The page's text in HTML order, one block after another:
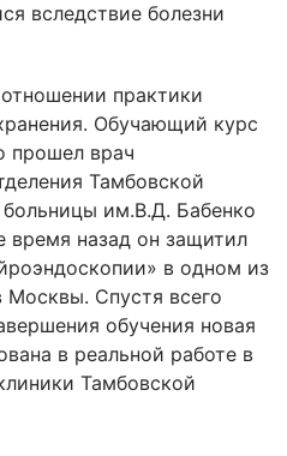
вследствие болезни
практики
Обучающий курс
прошел врач
Тамбовской
им.В.Д. Бабенко
время назад он защитил
в одном из
Спустя всего
обучения новая
в реальной работе в
Тамбовской